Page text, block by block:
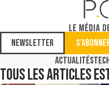
Newsletter
Actualités
Tous les articles